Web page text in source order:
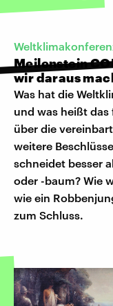
Meilenstein
wir daraus
Was hat die
und was heißt
über die
weitere
schneidet besser
oder -baum? Wie
wie ein
zum Schluss.